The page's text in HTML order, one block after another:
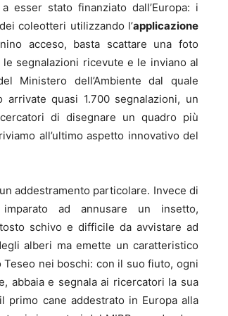
a esser stato finanziato dall’Europa: i
coleotteri utilizzando l’applicazione
acceso, basta scattare una foto
segnalazioni ricevute e le inviano al
Ministero dell’Ambiente dal quale
quasi 1.700 segnalazioni, un
di disegnare un quadro più
all’ultimo aspetto innovativo del
addestramento particolare. Invece di
ad annusare un insetto,
schivo e difficile da avvistare ad
alberi ma emette un caratteristico
nei boschi: con il suo fiuto, ogni
abbaia e segnala ai ricercatori la sua
primo cane addestrato in Europa alla